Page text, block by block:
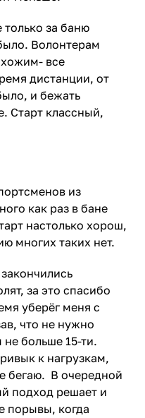
за баню
Волонтерам
все
дистанции, от
и бежать
Старт классный,
из
как раз в бане
настолько хорош,
многих таких нет.
за это спасибо
уберёг меня с
что не нужно
больше 15-ти.
к нагрузкам,
бегаю. В очередной
подход решает и
порывы, когда